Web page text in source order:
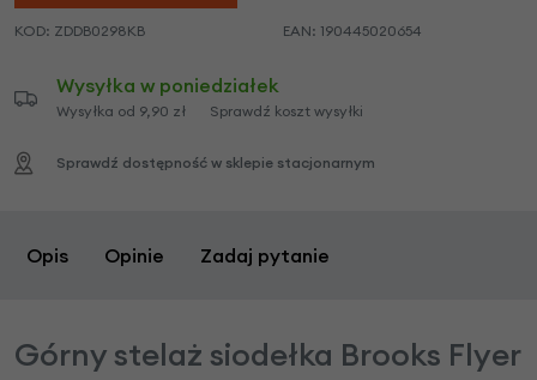
KOD: ZDDB0298KB EAN: 190445020654
Wysyłka w poniedziałek
Wysyłka od 9,90 zł Sprawdź koszt wysyłki
Sprawdź dostępność w sklepie stacjonarnym
Opis Opinie Zadaj pytanie
Górny stelaż siodełka Brooks Flyer